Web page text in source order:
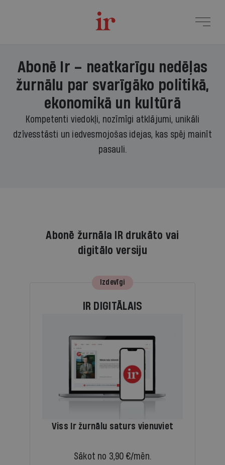
Abonē Ir – neatkarīgu nedēļas
žurnālu par svarīgāko politikā,
ekonomikā un kultūrā
Kompetenti viedokļi, nozīmīgi atklājumi, unikāli
dzīvesstāsti un iedvesmojošas idejas, kas spēj mainīt
pasauli.
Abonē žurnāla IR drukāto vai
digitālo versiju
Izdevīgi
IR DIGITĀLAIS
Viss Ir žurnālu saturs vienuviet
Sākot no 3,90 €/mēn.